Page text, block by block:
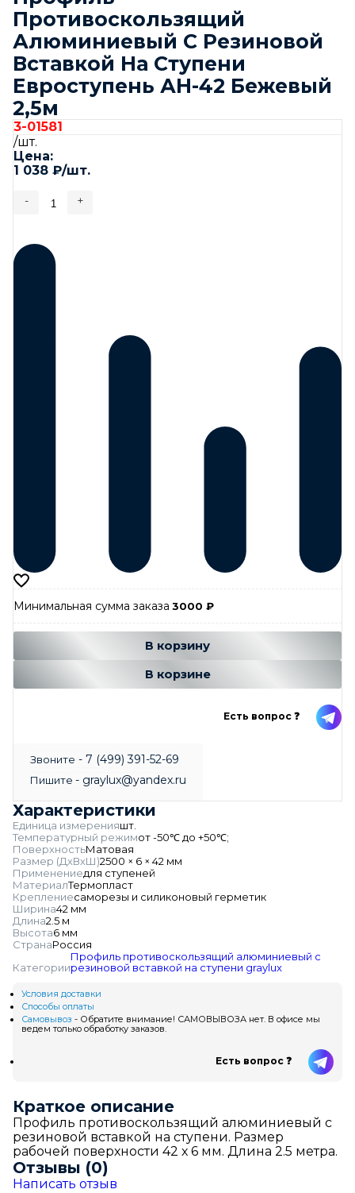
Противоскользящий
Алюминиевый С Резиновой
Вставкой На Ступени
Евроступень АН-42 Бежевый
2,5м
3-01581
/шт.
Цена:
1 038 ₽/шт.
- +
Минимальная сумма заказа 3000 ₽
В корзину
В корзине
Есть вопрос ❓
Звоните - 7 (499) 391-52-69
Пишите - graylux@yandex.ru
Характеристики
Единица измеренияшт.
Температурный режимот -50℃ до +50℃;
ПоверхностьМатовая
Размер (ДхВхШ)2500 × 6 × 42 мм
Применениедля ступеней
МатериалТермопласт
Креплениесаморезы и силиконовый герметик
Ширина42 мм
Длина2.5 м
Высота6 мм
СтранаРоссия
Категории
Профиль противоскользящий алюминиевый с
резиновой вставкой на ступени graylux
Условия доставки
Способы оплаты
Самовывоз - Обратите внимание! САМОВЫВОЗА нет. В офисе мы
ведем только обработку заказов.
Есть вопрос ❓
Краткое описание
Профиль противоскользящий алюминиевый с
резиновой вставкой на ступени. Размер
рабочей поверхности 42 х 6 мм. Длина 2.5 метра.
Отзывы (0)
Написать отзыв